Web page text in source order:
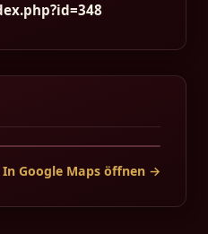
In Google Maps öffnen →